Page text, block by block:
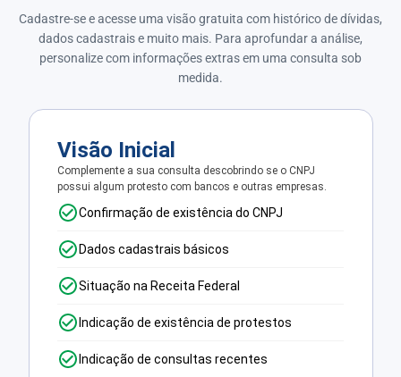
Cadastre-se e acesse uma visão gratuita com histórico de dívidas,
dados cadastrais e muito mais. Para aprofundar a análise,
personalize com informações extras em uma consulta sob
medida.
Visão Inicial
Complemente a sua consulta descobrindo se o CNPJ
possui algum protesto com bancos e outras empresas.
Confirmação de existência do CNPJ
Dados cadastrais básicos
Situação na Receita Federal
Indicação de existência de protestos
Indicação de consultas recentes